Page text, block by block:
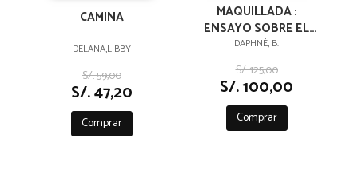
CAMINA
DELANA,LIBBY
S/. 59,00
S/. 47,20
Comprar
MAQUILLADA :
ENSAYO SOBRE EL
MUNDO Y SUS
SOMBRAS
DAPHNÉ, B.
S/. 125,00
S/. 100,00
Comprar